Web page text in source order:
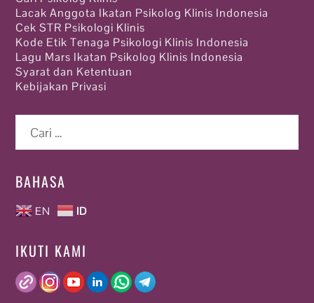
Lacak Anggota Ikatan Psikolog Klinis Indonesia
Cek STR Psikologi Klinis
Kode Etik Tenaga Psikologi Klinis Indonesia
Lagu Mars Ikatan Psikolog Klinis Indonesia
Syarat dan Ketentuan
Kebijakan Privasi
untuk:
BAHASA
EN ID
IKUTI KAMI